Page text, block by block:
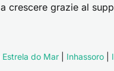
crescere grazie al
Estrela do Mar Inhassoro